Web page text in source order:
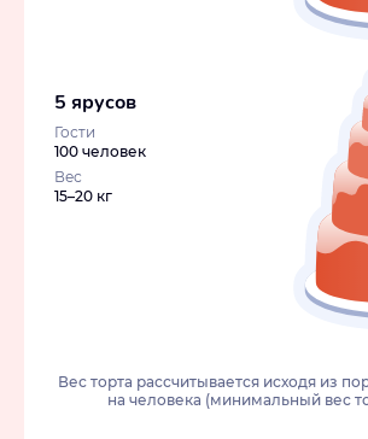
5 ярусов
Гости
100 человек
Вес
15–20 кг
Вес торта рассчитывается исходя из
на человека (минимальный вес